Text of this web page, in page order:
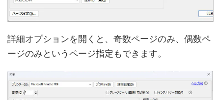
詳細オプションを開くと、奇数ページのみ、偶数ペ
ージのみというページ指定もできます。